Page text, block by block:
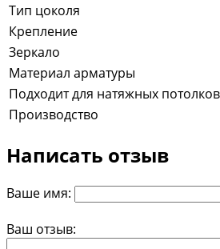
Тип цоколя
Крепление
Зеркало
Материал арматуры
Подходит для натяжных потолков
Производство
Написать отзыв
Ваше имя:
Ваш отзыв: